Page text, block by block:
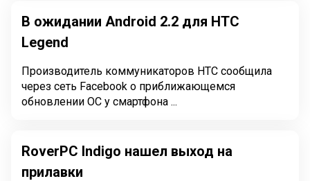
В ожидании Android 2.2 для HTC
Legend
Производитель коммуникаторов HTC сообщила
через сеть Facebook о приближающемся
обновлении ОС у смартфона ...
RoverPC Indigo нашел выход на
прилавки